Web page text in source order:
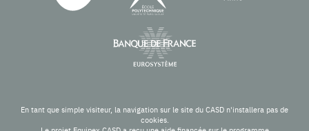
En tant que simple visiteur, la navigation sur le site du CASD n'installera pas de
cookies.